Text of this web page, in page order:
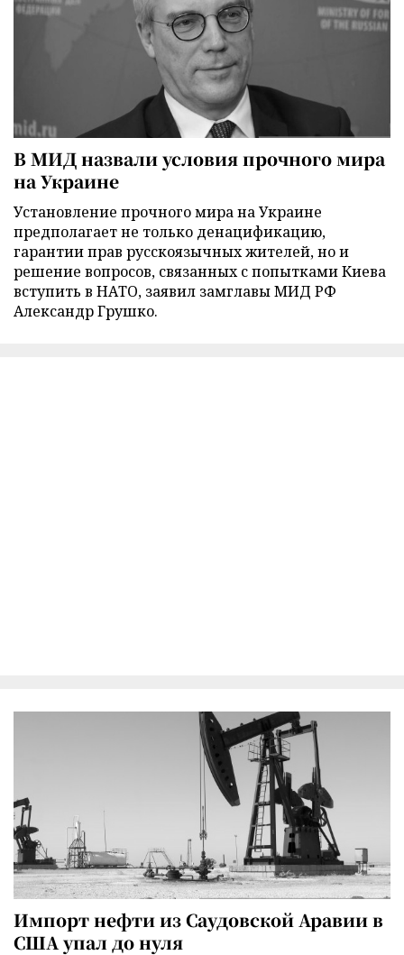
В МИД назвали условия прочного мира
на Украине
Установление прочного мира на Украине
предполагает не только денацификацию,
гарантии прав русскоязычных жителей, но и
решение вопросов, связанных с попытками Киева
вступить в НАТО, заявил замглавы МИД РФ
Александр Грушко.
Импорт нефти из Саудовской Аравии в
США упал до нуля